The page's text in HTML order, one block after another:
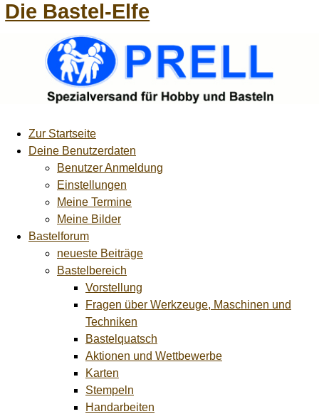
Die Bastel-Elfe
Zur Startseite
Deine Benutzerdaten
Benutzer Anmeldung
Einstellungen
Meine Termine
Meine Bilder
Bastelforum
neueste Beiträge
Bastelbereich
Vorstellung
Fragen über Werkzeuge, Maschinen und
Techniken
Bastelquatsch
Aktionen und Wettbewerbe
Karten
Stempeln
Handarbeiten